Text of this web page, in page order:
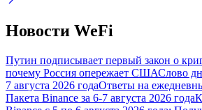
Bitrue Партнеры
Новости WeFi
Путин подписывает первый закон о
почему Россия опережает СШАСлово
7 августа 2026 годаОтветы на
Пакета Binance за 6-7 августа 2026 года